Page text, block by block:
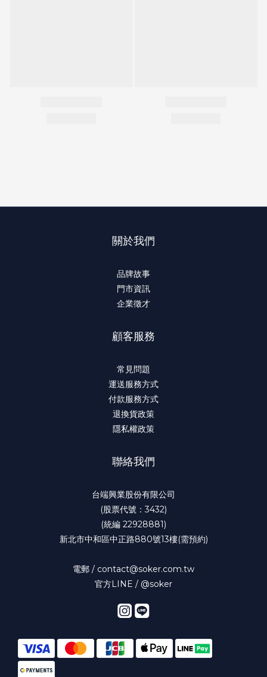
關於我們
品牌故事
門市資訊
企業徵才
顧客服務
常見問題
運送服務方式
付款服務方式
退換貨政策
隱私權政策
聯絡我們
台端興業股份有限公司
(股票代號：3432)
(統編 22928881)
新北市中和區中正路880號13樓(需預約)
電郵 / contact@soker.com.tw
官方LINE / @soker